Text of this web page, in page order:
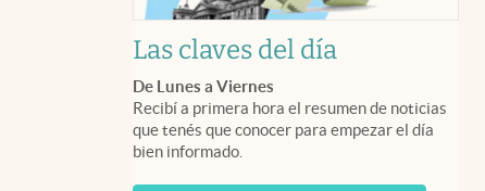
Las claves del día
De Lunes a Viernes
Recibí a primera hora el resumen de noticias
que tenés que conocer para empezar el día
bien informado.